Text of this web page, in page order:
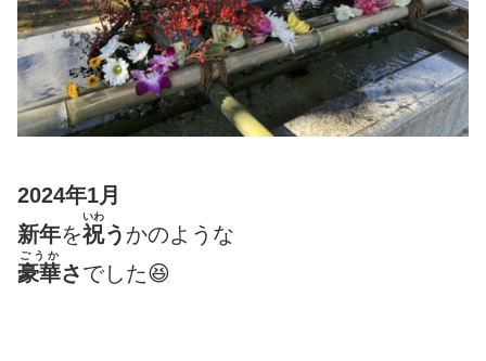
2024年1月
新年を祝
いわ
う かのような
豪華
ごうか
さでした😆